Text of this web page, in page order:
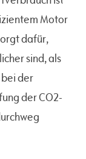
Motor
dafür,
sind, als
der
der CO2-